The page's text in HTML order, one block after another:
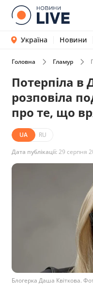
Україна Новини
Головна Гламур
Потерпіла в
розповіла
про те, що
UA RU
Дата публікації:29 серпня
Блогерка Даша Квіткова.